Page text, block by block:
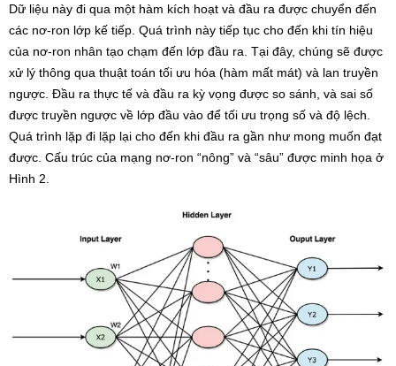
Dữ liệu này đi qua một hàm kích hoạt và đầu ra được chuyển đến
các nơ-ron lớp kế tiếp. Quá trình này tiếp tục cho đến khi tín hiệu
của nơ-ron nhân tạo chạm đến lớp đầu ra. Tại đây, chúng sẽ được
xử lý thông qua thuật toán tối ưu hóa (hàm mất mát) và lan truyền
ngược. Đầu ra thực tế và đầu ra kỳ vọng được so sánh, và sai số
được truyền ngược về lớp đầu vào để tối ưu trọng số và độ lệch.
Quá trình lặp đi lặp lại cho đến khi đầu ra gần như mong muốn đạt
được. Cấu trúc của mạng nơ-ron “nông” và “sâu” được minh họa ở
Hình 2.